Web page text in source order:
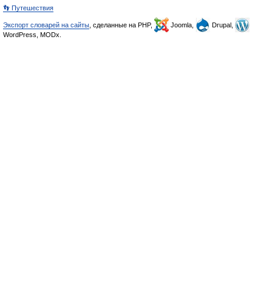
👣 Путешествия
Экспорт словарей на сайты , сделанные на PHP, Joomla,
Drupal,
WordPress, MODx.